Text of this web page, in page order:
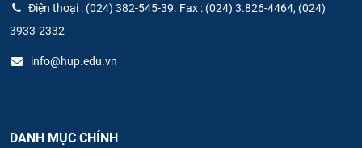
Điện thoại : (024) 382-545-39. Fax : (024) 3.826-4464, (024)
3933-2332
info@hup.edu.vn
DANH MỤC CHÍNH